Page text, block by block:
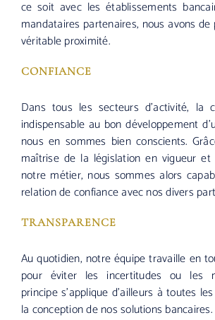
ce soit avec les établissements
mandataires partenaires, nous avons
véritable proximité.
CONFIANCE
Dans tous les secteurs d’activité, la
indispensable au bon développement
nous en sommes bien conscients.
maîtrise de la législation en vigueur
notre métier, nous sommes alors
relation de confiance avec nos divers
TRANSPARENCE
Au quotidien, notre équipe travaille en
pour éviter les incertitudes ou les
principe s’applique d’ailleurs à toutes
la conception de nos solutions bancaires.